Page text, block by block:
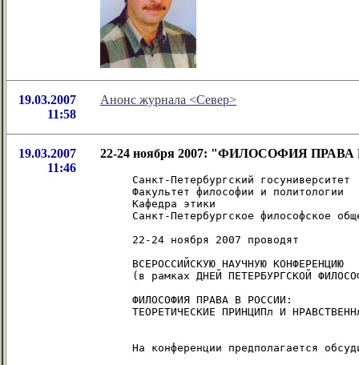
19.03.2007
11:58
Анонс журнала <Север>
19.03.2007
11:46
22-24 ноября 2007: "ФИЛОСОФИЯ
Санкт-Петербургский госуниверситет
Факультет философии и политологии
Кафедра этики
Санкт-Петербургское философское
22-24 ноября 2007 проводят
ВСЕРОССИЙСКУЮ НАУЧНУЮ КОНФЕРЕНЦИЮ
(в рамках ДНЕЙ ПЕТЕРБУРГСКОЙ
ФИЛОСОФИЯ ПРАВА В РОССИИ:
ТЕОРЕТИЧЕСКИЕ ПРИНЦИПл И
На конференции предполагается